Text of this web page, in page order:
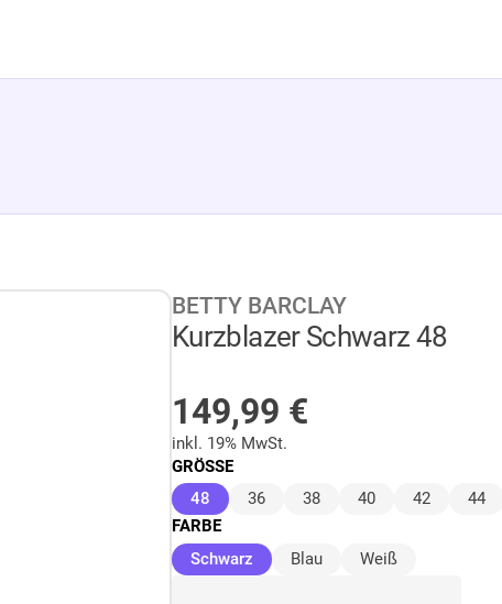
BETTY BARCLAY
Kurzblazer Schwarz 48
149,99 €
inkl. 19% MwSt.
GRÖSSE
48 (ausgewählt)
36 38 40 42 44
FARBE
Schwarz (ausgewählt)
Blau Weiß